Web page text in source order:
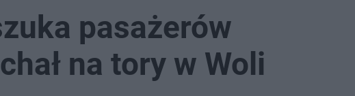
pasażerów
na tory w Woli